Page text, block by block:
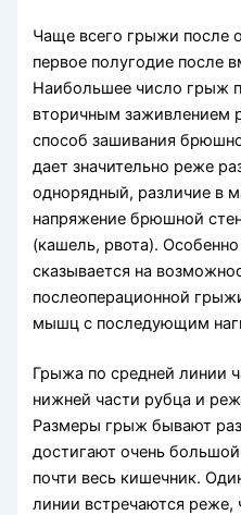
Чаще всего грыжи после
первое полугодие после
Наибольшее число грыж
вторичным заживлением
способ зашивания
дает значительно реже
однорядный, различие в
напряжение брюшной
(кашель, рвота).
сказывается на
послеоперационной
мышц с последующим
Грыжа по средней линии
нижней части рубца и
Размеры грыж бывают
достигают очень
почти весь кишечник.
линии встречаются